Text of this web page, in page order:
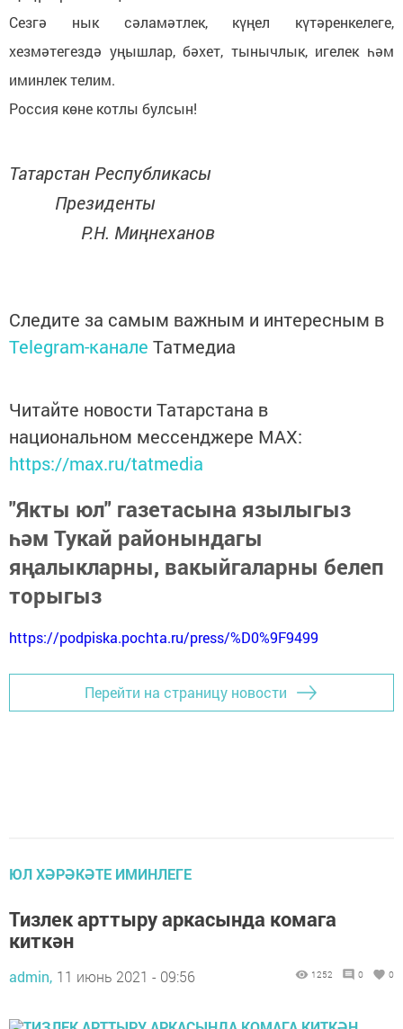
Сезгә нык сәламәтлек, күңел күтәренкелеге,
хезмәтегездә уңышлар, бәхет, тынычлык, игелек һәм
иминлек телим.
Россия көне котлы булсын!
Татарстан Республикасы
Президенты
Р.Н. Миңнеханов
Следите за самым важным и интересным в
Telegram-канале Татмедиа
Читайте новости Татарстана в
национальном мессенджере MАХ:
https://max.ru/tatmedia
"Якты юл" газетасына язылыгыз
һәм Тукай районындагы
яңалыкларны, вакыйгаларны белеп
торыгыз
https://podpiska.pochta.ru/press/%D0%9F9499
Перейти на страницу новости
ЮЛ ХӘРӘКӘТЕ ИМИНЛЕГЕ
Тизлек арттыру аркасында комага
киткән
admin, 11 июнь 2021 - 09:56 1252 0 0